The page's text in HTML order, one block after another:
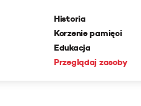
Historia
Korzenie pamięci
Edukacja
Przeglądaj zasoby